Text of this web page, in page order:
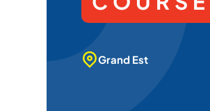
Grand Est